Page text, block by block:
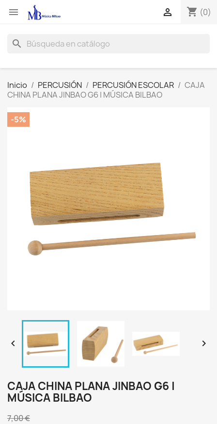
 shopping_cart (0)

search
Inicio PERCUSIÓN PERCUSIÓN ESCOLAR
CAJA
CHINA PLANA JINBAO G6 | MÚSICA BILBAO
-5%
 
CAJA CHINA PLANA JINBAO G6 |
MÚSICA BILBAO
7,00 €